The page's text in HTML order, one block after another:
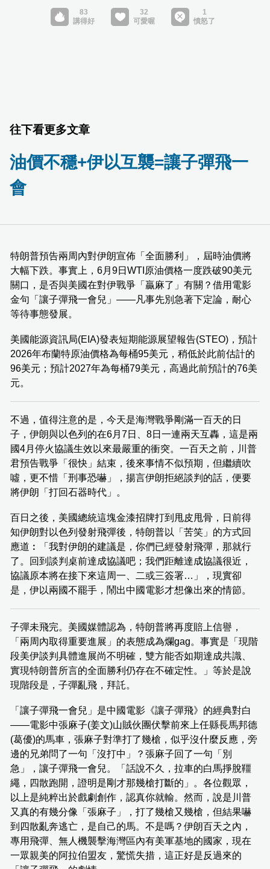
往下看更多文章
油價不穩+伊以互襲=讓子彈飛一
會
特朗普預告兩周內對伊朗宣佈「全面勝利」，屆時油價將
大幅下跌。事實上，6月9日WTI原油價格一度跌破90美元
關口，是否與美國在對伊戰爭「贏麻了」有關？借用電影
金句「讓子彈飛一會兒」——凡事先別急著下定論，耐心
等待事態發展。
美國能源資訊局(EIA)發表短期能源展望報告(STEO)，預計
2026年布蘭特原油價格為每桶95美元，稍低於此前估計的
96美元；預計2027年為每桶79美元，高過此前預計的76美
元。
不過，值得注意的是，今天是海灣戰爭剛滿一百天的日
子，伊朗與以色列的在6月7日、8日一連兩天互轟，這是兩
國4月停火協議生效以來最嚴重的衝突。一百天之前，川普
君預告戰爭「很快」結束，後來事情不似預期，但繼續吹
噓，更不惜「刑事恐嚇」，揚言伊朗拒絕談判的話，便要
將伊朗「打回石器時代」。
百日之後，美國總統這塊金漆招牌打到甩皮甩骨，日前得
知伊朗對以色列發射飛彈後，特朗普以「苦笑」的方式回
應道︰「我對伊朗的建議是，你們已經發射飛彈，那就行
了。回到談判桌前達成協議吧；我們距離達成協議很近，
協議原本將在接下來這周一、二或三簽署…」，現實卻
是，伊以兩國不罷手，鬧出中國電影才想像出來的情節。
子彈未飛完。美國媒體認為，特朗普將再度賠上信譽，
「兩周內取得重要進展」的表態成為爛gag。事實是「現階
段美伊談判具體進展尚不明確，雙方能否如期達成共識、
實現特朗普所言的全面勝利仍存在不確定性。」等於是說
現階段是，子彈亂飛，拜託。
「讓子彈飛一會兒」是中國電影《讓子彈飛》的經典對白
——電影中張麻子(姜文)山賊伙團伏擊前來上任縣長馬邦德
(葛優)的馬車，張麻子對準打了幾槍，似乎沒什麼反應，旁
邊的兄弟問了一句「沒打中」？張麻子回了一句「別
急」，讓子彈飛一會兒。「話說不久，拉車的白馬掙脫韁
繩，四散跑開，證明是剛才那幾槍打斷的」。各位觀眾，
以上是純粹出於戲劇創作，認真你就輸。然而，說是川普
又真的有幾分像「張麻子」，打了幾槍又幾槍，但結果嚇
到四散亂奔逃亡，是自己的馬。不是嗎？伊朗百天之內，
專用飛彈、無人機襲擊海灣區內有美軍基地的國家，現在
一眾親美的阿拉伯盟友，驚慌失措，這正好是反過來的